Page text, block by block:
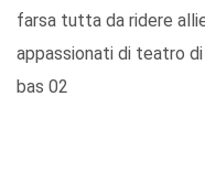
farsa tutta da ridere
appassionati di teatro di
bas 02